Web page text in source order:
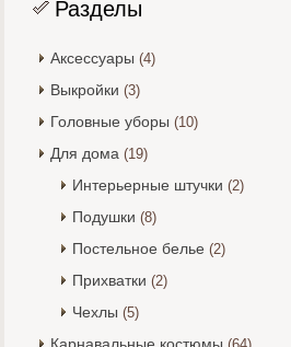
Разделы
Аксессуары (4)
Выкройки (3)
Головные уборы (10)
Для дома (19)
Интерьерные штучки (2)
Подушки (8)
Постельное белье (2)
Прихватки (2)
Чехлы (5)